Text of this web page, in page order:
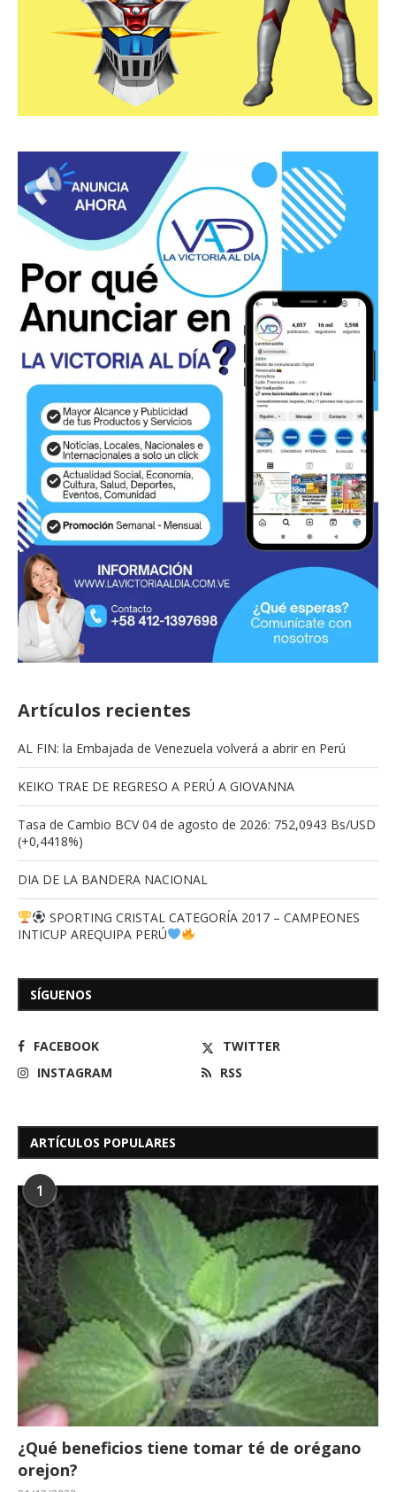
Artículos recientes
AL FIN: la Embajada de Venezuela volverá a abrir en Perú
KEIKO TRAE DE REGRESO A PERÚ A GIOVANNA
Tasa de Cambio BCV 04 de agosto de 2026: 752,0943 Bs/USD
(+0,4418%)
DIA DE LA BANDERA NACIONAL
SPORTING CRISTAL CATEGORÍA 2017 – CAMPEONES
INTICUP AREQUIPA PERÚ
SÍGUENOS
FACEBOOK
TWITTER
INSTAGRAM
RSS
ARTÍCULOS POPULARES
1
¿Qué beneficios tiene tomar té de orégano
orejon?